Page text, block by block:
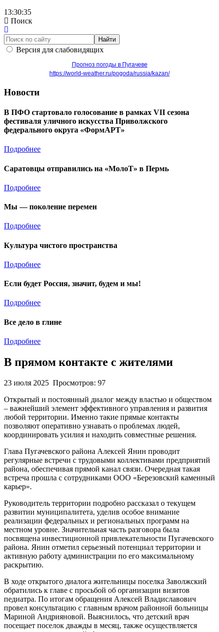
13:30:36
Поиск
Найти
Версия для слабовидящих
Прогноз погоды в Пугачеве
https://world-weather.ru/pogoda/russia/kazan/
Новости
В ПФО стартовало голосование в рамках VII сезона
фестиваля уличного искусства Приволжского
федерального округа «ФормАРТ»
Подробнее
Саратовцы отправились на «МолоТ» в Пермь
Подробнее
Мы — поколение перемен
Подробнее
Культура чистого пространства
Подробнее
Если будет Россия, значит, будем и мы!
Подробнее
Все дело в глине
Подробнее
В прямом контакте с жителями
23 июля 2025 Просмотров: 97
Открытый и постоянный диалог между властью и обществом
– важнейший элемент эффективного управления и развития
любой территории. Именно такие прямые контакты
позволяют оперативно узнавать о проблемах людей,
координировать усилия и находить совместные решения.
Глава Пугачевского района Алексей Янин проводит
регулярные встречи с трудовыми коллективами предприятий
района, обеспечивая прямой канал связи. Очередная такая
встреча прошла с сотрудниками ООО «Березовский каменный
карьер».
Руководитель территории подробно рассказал о текущем
развитии муниципалитета, уделив особое внимание
реализации федеральных и региональных программ на
местном уровне. Значительная часть разговора была
посвящена инвестиционной привлекательности Пугачевского
района. Янин отметил серьезный потенциал территории и
активную работу администрации по его максимальному
раскрытию.
В ходе открытого диалога жительницы поселка Заволжский
обратились к главе с просьбой об организации визитов
педиатра. По итогам обращения Алексей Владиславович
провел консультацию с главным врачом районной больницы
Мариной Андрияновой. Выяснилось, что детский врач
посещает поселок дважды в месяц, также осуществляется